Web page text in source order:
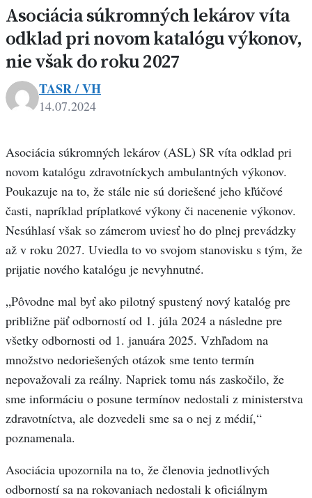
Asociácia súkromných lekárov víta
odklad pri novom katalógu výkonov,
nie však do roku 2027
TASR / VH
14.07.2024
Asociácia súkromných lekárov (ASL) SR víta odklad pri
novom katalógu zdravotníckych ambulantných výkonov.
Poukazuje na to, že stále nie sú doriešené jeho kľúčové
časti, napríklad príplatkové výkony či nacenenie výkonov.
Nesúhlasí však so zámerom uviesť ho do plnej prevádzky
až v roku 2027. Uviedla to vo svojom stanovisku s tým, že
prijatie nového katalógu je nevyhnutné.
„Pôvodne mal byť ako pilotný spustený nový katalóg pre
približne päť odborností od 1. júla 2024 a následne pre
všetky odbornosti od 1. januára 2025. Vzhľadom na
množstvo nedoriešených otázok sme tento termín
nepovažovali za reálny. Napriek tomu nás zaskočilo, že
sme informáciu o posune termínov nedostali z ministerstva
zdravotníctva, ale dozvedeli sme sa o nej z médií,“
poznamenala.
Asociácia upozornila na to, že členovia jednotlivých
odborností sa na rokovaniach nedostali k oficiálnym